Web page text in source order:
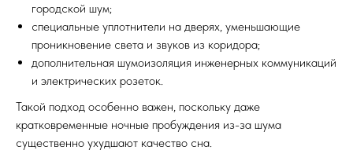
городской шум;
специальные уплотнители на дверях, уменьшающие
проникновение света и звуков из коридора;
дополнительная шумоизоляция инженерных коммуникаций
и электрических розеток.
Такой подход особенно важен, поскольку даже
кратковременные ночные пробуждения из-за шума
существенно ухудшают качество сна.